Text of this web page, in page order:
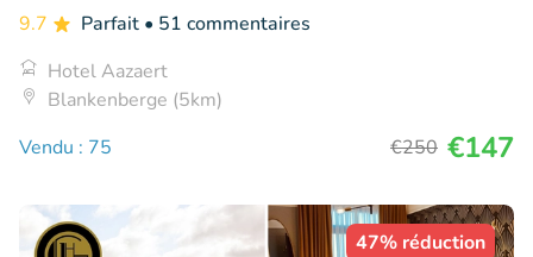
9.7 Parfait • 51 commentaires
Hotel Aazaert
Blankenberge (5km)
Vendu : 75
€250 €147
47% réduction